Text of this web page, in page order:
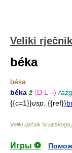
Veliki
béka
béka
béka ž 〈D L -i〉
{{c=1}}usp. {{ref}}
Veliki rječnik hrvatskoga
Игры ⚽